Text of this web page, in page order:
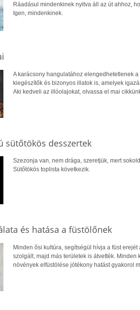
Ráadásul mindenkinek nyitva áll az út ahhoz,
Igen, mindenkinek.
A karácsony hangulatához elengedhetetlenek
kiegészítők és bizonyos illatok is, amelyek
Aki kedveli az illóolajokat, olvassa el mai
sütőtökös desszertek
Szezonja van, nem drága, szeretjük, mert
Sütőtökös toplista következik.
és hatása a füstölőnek
Minden ősi kultúra, segítségül hívja a füst
szolgált, majd más területek is átvették.
növények elfüstölése jótékony hatást gyakorol